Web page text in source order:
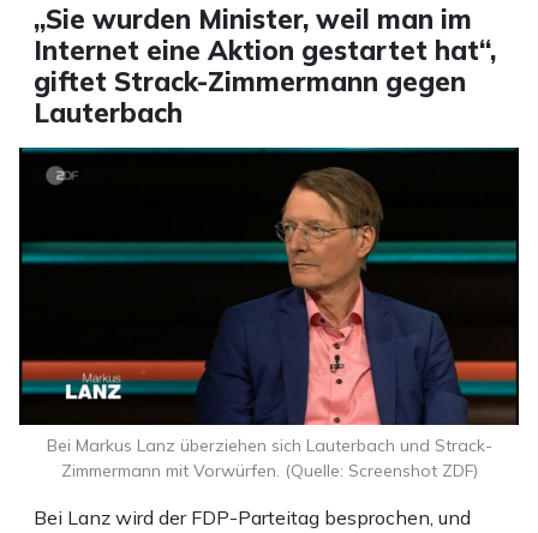
„Sie wurden Minister, weil man im
Internet eine Aktion gestartet hat“,
giftet Strack-Zimmermann gegen
Lauterbach
Bei Lanz wird der FDP-Parteitag besprochen, und
Bei Markus Lanz überziehen sich Lauterbach und Strack-
Zimmermann mit Vorwürfen. (Quelle: Screenshot ZDF)